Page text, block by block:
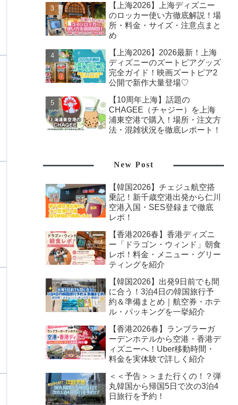
【上海2026】上海ディズニー
のロッカー使い方徹底解説！場
所・料金・サイズ・注意点まと
め
【上海2026】2026最新！上海
ディズニーのズートピアグッズ
完全ガイド！映画ズートピア2
公開で新作大量登場♡
【10周年上海】話題の
CHAGEE（チャジー）を上海
浦東空港で購入！場所・注文方
法・混雑状況を徹底レポート！
New Post
【韓国2026】チェジュ航空搭
乗記！新千歳空港出発から仁川
空港入国・SES登録まで徹底
レポ！
【香港2026春】香港ディズニ
ー「ドラゴン・ウィンド」朝食
レポ！料金・メニュー・グリー
ティングを紹介
【韓国2026】出発9日前でも間
に合う！3泊4日の韓国旅行予
約＆準備まとめ｜航空券・ホテ
ル・パッキングを一挙紹介
【香港2026春】ランブラーガ
ーデンホテルから空港・香港デ
ィズニーへ！Uber移動時間・
料金を実体験で詳しく紹介
＜＜予告＞＞また行くの！？弾
丸韓国から帰国5日で次の3泊4
日旅行を予約！